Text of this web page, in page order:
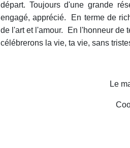
départ. Toujours d'une grande
engagé, apprécié. En terme de
de l'art et l'amour. En l'honneur de
célébrerons la vie, ta vie, sans
Le